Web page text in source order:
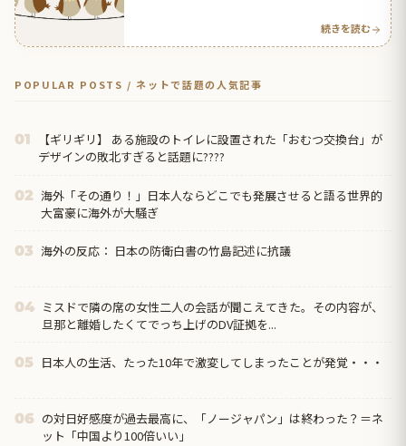
続きを読む
POPULAR POSTS / ネットで話題の人気記事
01
【ギリギリ】 ある施設のトイレに設置された「おむつ交換台」が
デザインの敗北すぎると話題に????
02 海外「その通り！」日本人ならどこでも発展させると語る世界的
大富豪に海外が大騒ぎ
03 海外の反応： 日本の防衛白書の竹島記述に抗議
04 ミスドで隣の席の女性二人の会話が聞こえてきた。その内容が、
旦那と離婚したくてでっち上げのDV証拠を...
05 日本人の生活、たった10年で激変してしまったことが発覚・・・
06 の対日好感度が過去最高に、「ノージャパン」は終わった？＝ネ
ット「中国より100倍いい」